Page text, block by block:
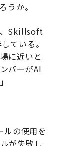
うか。
、Skillsoft
ている。
に近いと
バーがAI
の使用を